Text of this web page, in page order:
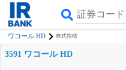
ワコール HD 株式指標
3591 ワコール HD